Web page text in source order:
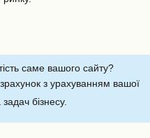
саме вашого сайту?
з урахуванням вашої
задач бізнесу.